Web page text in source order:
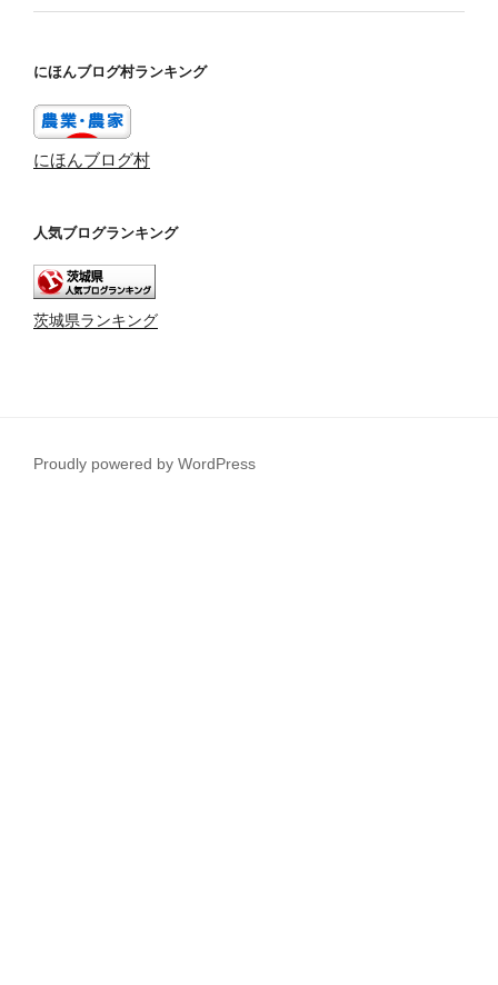
にほんブログ村ランキング
にほんブログ村
人気ブログランキング
茨城県ランキング
Proudly powered by WordPress